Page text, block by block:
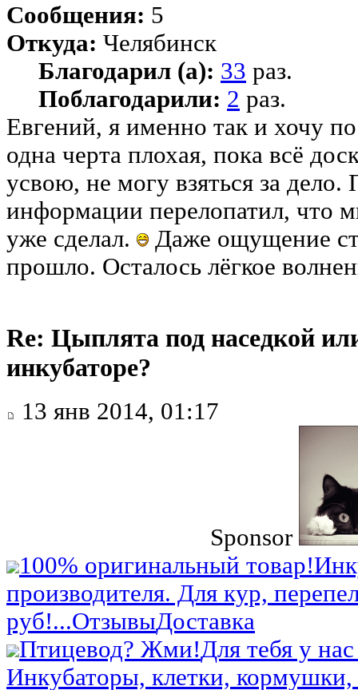
Сообщения: 5
Откуда: Челябинск
Благодарил (а): 33 раз.
Поблагодарили: 2 раз.
Евгений, я именно так и хочу
одна черта плохая, пока всё
усвою, не могу взяться за дело.
информации перелопатил, что
уже сделал.
Даже ощущение
прошло. Осталось лёгкое
Re: Цыплята под наседкой
инкубаторе?
13 янв 2014, 01:17
Sponsor
100% оригинальный товар!
производителя. Для кур,
руб!...ОтзывыДоставка
Птицевод? Жми!Для тебя у
Инкубаторы, клетки,